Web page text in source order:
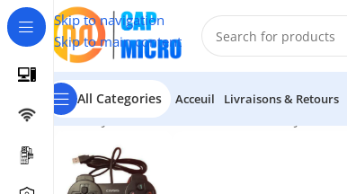
Skip to navigation
Skip to main content
All Categories Acceuil Livraisons & Retours
Accueil/JEUX & IMAGES